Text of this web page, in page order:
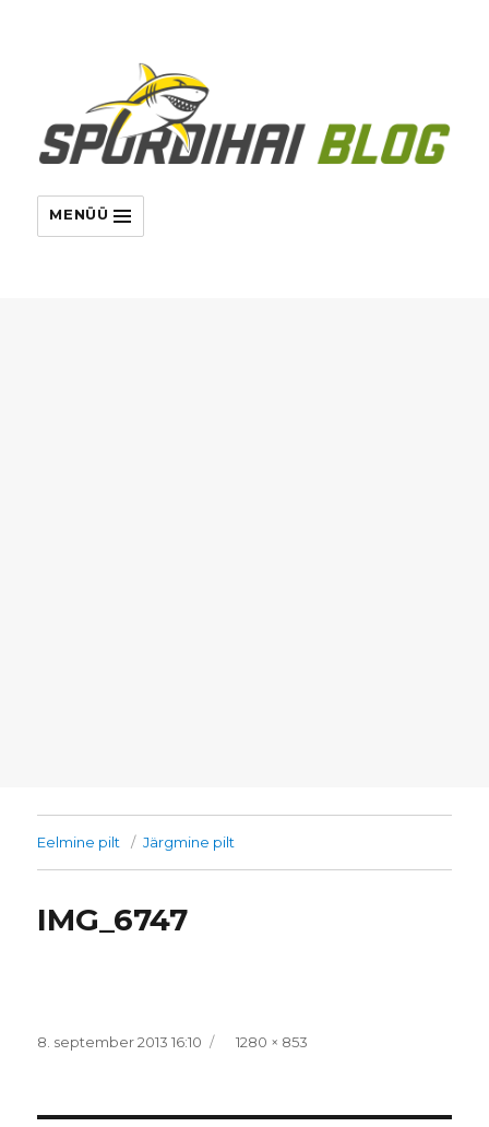
MENÜÜ
Eelmine pilt Järgmine pilt
IMG_6747
Postitatud
8. september 2013 16:10 Täissuurus
1280 × 853